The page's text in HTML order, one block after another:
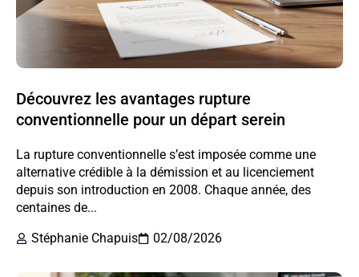
Découvrez les avantages rupture
conventionnelle pour un départ serein
La rupture conventionnelle s’est imposée comme une
alternative crédible à la démission et au licenciement
depuis son introduction en 2008. Chaque année, des
centaines de...
Stéphanie Chapuis
02/08/2026